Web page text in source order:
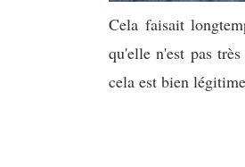
Cela faisait
qu'elle n'est pas
cela est bien